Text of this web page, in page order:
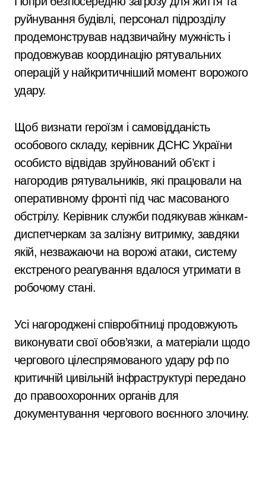
руйнування будівлі, персонал підрозділу
продемонстрував надзвичайну мужність і
продовжував координацію рятувальних
операцій у найкритичніший момент ворожого
удару.
Щоб визнати героїзм і самовідданість
особового складу, керівник ДСНС України
особисто відвідав зруйнований об’єкт і
нагородив рятувальників, які працювали на
оперативному фронті під час масованого
обстрілу. Керівник служби подякував жінкам-
диспетчеркам за залізну витримку, завдяки
якій, незважаючи на ворожі атаки, систему
екстреного реагування вдалося утримати в
робочому стані.
Усі нагороджені співробітниці продовжують
виконувати свої обов’язки, а матеріали щодо
чергового цілеспрямованого удару рф по
критичній цивільній інфраструктурі передано
до правоохоронних органів для
документування чергового воєнного злочину.